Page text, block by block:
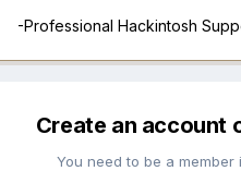
-Professional Hackintosh
Create an account
You need to be a